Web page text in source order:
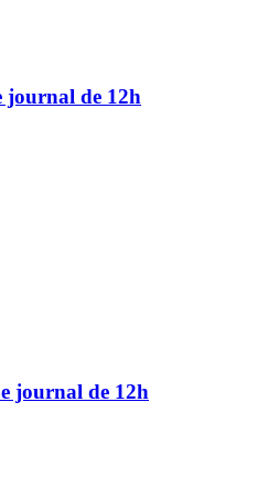
journal de 12h
journal de 12h